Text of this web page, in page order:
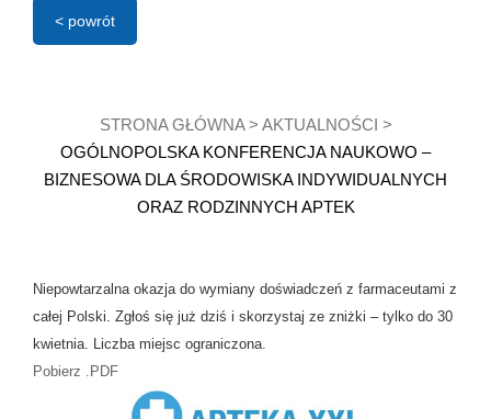
< powrót
STRONA GŁÓWNA> AKTUALNOŚCI >
OGÓLNOPOLSKA KONFERENCJA NAUKOWO –
BIZNESOWA DLA ŚRODOWISKA INDYWIDUALNYCH
ORAZ RODZINNYCH APTEK
Niepowtarzalna okazja do wymiany doświadczeń z farmaceutami z
całej Polski. Zgłoś się już dziś i skorzystaj ze zniżki – tylko do 30
kwietnia. Liczba miejsc ograniczona.
Pobierz .PDF